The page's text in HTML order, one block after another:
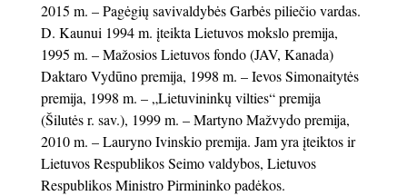
2015 m. – Pagėgių savivaldybės Garbės piliečio vardas.
D. Kaunui 1994 m. įteikta Lietuvos mokslo premija,
1995 m. – Mažosios Lietuvos fondo (JAV, Kanada)
Daktaro Vydūno premija, 1998 m. – Ievos Simonaitytės
premija, 1998 m. – „Lietuvininkų vilties“ premija
(Šilutės r. sav.), 1999 m. – Martyno Mažvydo premija,
2010 m. – Lauryno Ivinskio premija. Jam yra įteiktos ir
Lietuvos Respublikos Seimo valdybos, Lietuvos
Respublikos Ministro Pirmininko padėkos.